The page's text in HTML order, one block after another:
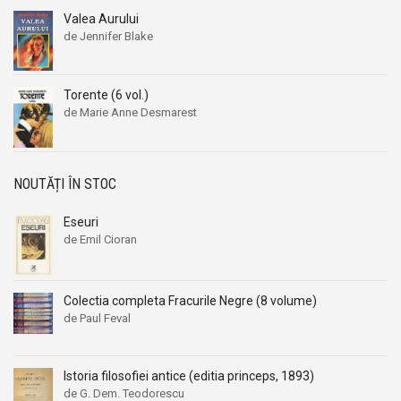
Alexandru Kiritescu
Alexandru Madgearu
Alexandru Tanase
Alexandru Vianu
Alexandru Vulpe
Alfred de Musset
Alfred Harlaoanu
Alice Năstase
Alison York
Alistair Maclean
Alexandru Kiritescu
Alexandru Madgearu
Alexandru Tanase
Alexandru Vianu
Alexandru Vulpe
Alfred de Musset
Alfred Harlaoanu
Alice Năstase
Alison York
Alistair Maclean
Valea Aurului
de Jennifer Blake
Torente (6 vol.)
de Marie Anne Desmarest
NOUTĂȚI ÎN STOC
Eseuri
de Emil Cioran
Colectia completa Fracurile Negre (8 volume)
de Paul Feval
Istoria filosofiei antice (editia princeps, 1893)
de G. Dem. Teodorescu